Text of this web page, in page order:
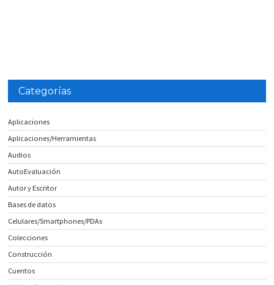
Categorías
Aplicaciones
Aplicaciones/Herramientas
Audios
AutoEvaluación
Autor y Escritor
Bases de datos
Celulares/Smartphones/PDAs
Colecciones
Construcción
Cuentos